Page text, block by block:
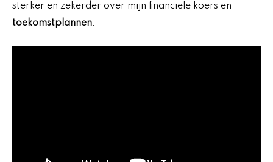
sterker en zekerder over mijn financiële koers en
toekomstplannen.